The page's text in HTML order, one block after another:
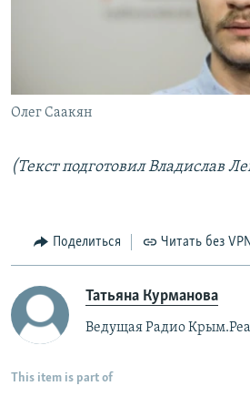
Олег Саакян
(Текст подготовил Владислав
Поделиться Читать без
Татьяна Курманова
Ведущая Радио
This item is part of